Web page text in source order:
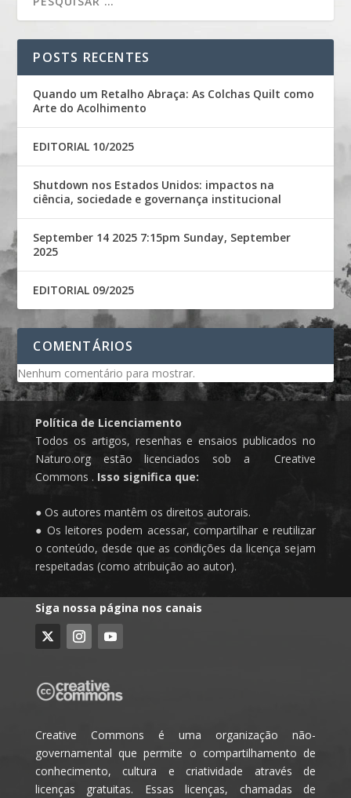
POSTS RECENTES
Quando um Retalho Abraça: As Colchas Quilt como
Arte do Acolhimento
EDITORIAL 10/2025
Shutdown nos Estados Unidos: impactos na
ciência, sociedade e governança institucional
September 14 2025 7:15pm Sunday, September
2025
EDITORIAL 09/2025
COMENTÁRIOS
Nenhum comentário para mostrar.
Política de Licenciamento
Todos os artigos, resenhas e ensaios publicados no
Naturo.org estão licenciados sob a Creative
Commons . Isso significa que:
● Os autores mantêm os direitos autorais.
● Os leitores podem acessar, compartilhar e reutilizar
o conteúdo, desde que as condições da licença sejam
respeitadas (como atribuição ao autor).
Siga nossa página nos canais
Creative Commons é uma organização não-
governamental que permite o compartilhamento de
conhecimento, cultura e criatividade através de
licenças gratuitas. Essas licenças, chamadas de